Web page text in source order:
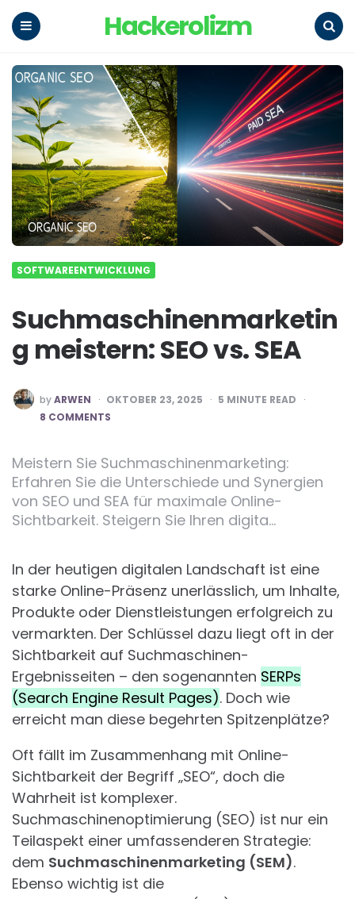
Hackerolizm
SOFTWAREENTWICKLUNG
Suchmaschinenmarketin
g meistern: SEO vs. SEA
POSTED
BY
byARWEN OKTOBER 23, 2025 5 MINUTE READ
8 COMMENTS
Meistern Sie Suchmaschinenmarketing:
Erfahren Sie die Unterschiede und Synergien
von SEO und SEA für maximale Online-
Sichtbarkeit. Steigern Sie Ihren digita…
In der heutigen digitalen Landschaft ist eine
starke Online-Präsenz unerlässlich, um Inhalte,
Produkte oder Dienstleistungen erfolgreich zu
vermarkten. Der Schlüssel dazu liegt oft in der
Sichtbarkeit auf Suchmaschinen-
Ergebnisseiten – den sogenannten SERPs
(Search Engine Result Pages). Doch wie
erreicht man diese begehrten Spitzenplätze?
Oft fällt im Zusammenhang mit Online-
Sichtbarkeit der Begriff „SEO“, doch die
Wahrheit ist komplexer.
Suchmaschinenoptimierung (SEO) ist nur ein
Teilaspekt einer umfassenderen Strategie:
dem Suchmaschinenmarketing (SEM).
Ebenso wichtig ist die